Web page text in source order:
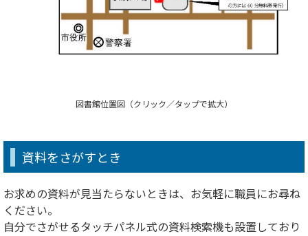
図書館位置図（クリック／タップで拡大）
資料をさがすとき
お求めの資料が見当たらないときは、お気軽に職員にお尋ね
ください。
自分でさがせるタッチパネル式の資料検索機も設置しており